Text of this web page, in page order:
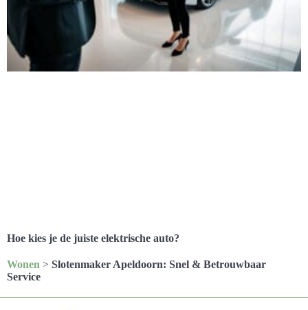
Hoe kies je de juiste elektrische auto?
Wonen > Slotenmaker Apeldoorn: Snel & Betrouwbaar
Service